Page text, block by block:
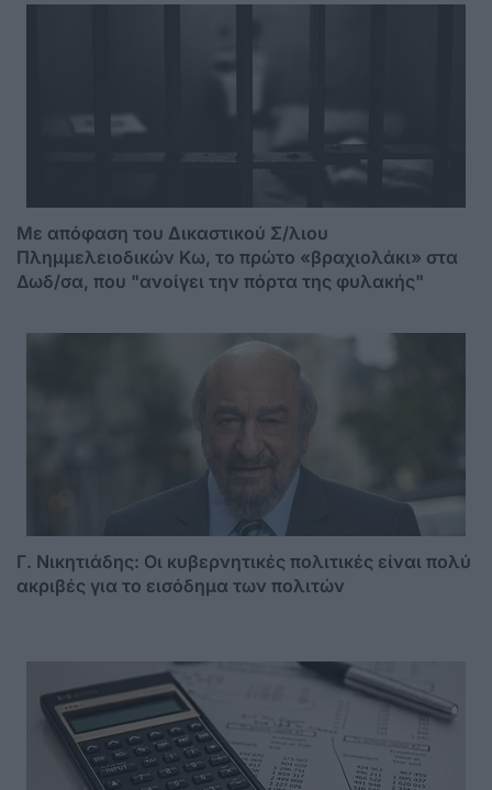
Mε απόφαση του Δικαστικού Σ/λιου
Πλημμελειοδικών Κω, το πρώτο «βραχιολάκι» στα
Δωδ/σα, που "ανοίγει την πόρτα της φυλακής"
Γ. Νικητιάδης: Οι κυβερνητικές πολιτικές είναι πολύ
ακριβές για το εισόδημα των πολιτών